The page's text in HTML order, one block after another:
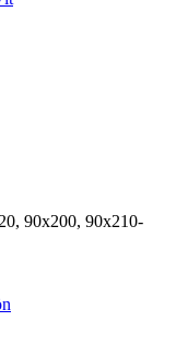
90x200, 90x210-